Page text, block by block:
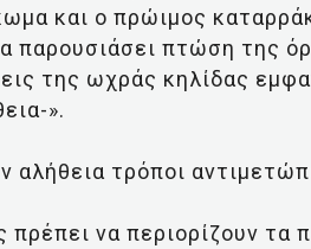
και ο πρώιμος
παρουσιάσει πτώση της
της ωχράς κηλίδας
».
αλήθεια τρόποι
πρέπει να περιορίζουν